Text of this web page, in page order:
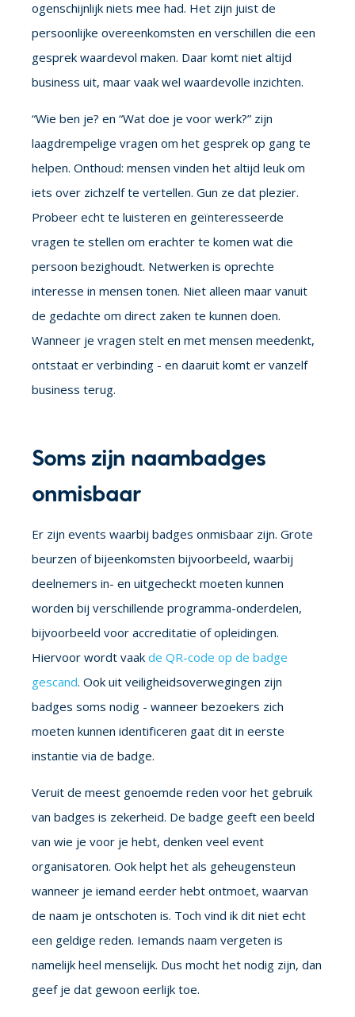
ogenschijnlijk niets mee had. Het zijn juist de
persoonlijke overeenkomsten en verschillen die een
gesprek waardevol maken. Daar komt niet altijd
business uit, maar vaak wel waardevolle inzichten.
“Wie ben je? en “Wat doe je voor werk?” zijn
laagdrempelige vragen om het gesprek op gang te
helpen. Onthoud: mensen vinden het altijd leuk om
iets over zichzelf te vertellen. Gun ze dat plezier.
Probeer echt te luisteren en geïnteresseerde
vragen te stellen om erachter te komen wat die
persoon bezighoudt. Netwerken is oprechte
interesse in mensen tonen. Niet alleen maar vanuit
de gedachte om direct zaken te kunnen doen.
Wanneer je vragen stelt en met mensen meedenkt,
ontstaat er verbinding - en daaruit komt er vanzelf
business terug.
Soms zijn naambadges
onmisbaar
Er zijn events waarbij badges onmisbaar zijn. Grote
beurzen of bijeenkomsten bijvoorbeeld, waarbij
deelnemers in- en uitgecheckt moeten kunnen
worden bij verschillende programma-onderdelen,
bijvoorbeeld voor accreditatie of opleidingen.
Hiervoor wordt vaak de QR-code op de badge
gescand. Ook uit veiligheidsoverwegingen zijn
badges soms nodig - wanneer bezoekers zich
moeten kunnen identificeren gaat dit in eerste
instantie via de badge.
Veruit de meest genoemde reden voor het gebruik
van badges is zekerheid. De badge geeft een beeld
van wie je voor je hebt, denken veel event
organisatoren. Ook helpt het als geheugensteun
wanneer je iemand eerder hebt ontmoet, waarvan
de naam je ontschoten is. Toch vind ik dit niet echt
een geldige reden. Iemands naam vergeten is
namelijk heel menselijk. Dus mocht het nodig zijn, dan
geef je dat gewoon eerlijk toe.